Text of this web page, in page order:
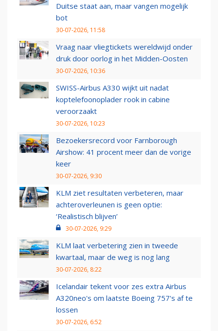
Duitse staat aan, maar vangen mogelijk
bot
30-07-2026, 11:58
Vraag naar vliegtickets wereldwijd onder
druk door oorlog in het Midden-Oosten
30-07-2026, 10:36
SWISS-Airbus A330 wijkt uit nadat
koptelefoonoplader rook in cabine
veroorzaakt
30-07-2026, 10:23
Bezoekersrecord voor Farnborough
Airshow: 41 procent meer dan de vorige
keer
30-07-2026, 9:30
KLM ziet resultaten verbeteren, maar
achteroverleunen is geen optie:
‘Realistisch blijven’
30-07-2026, 9:29
KLM laat verbetering zien in tweede
kwartaal, maar de weg is nog lang
30-07-2026, 8:22
Icelandair tekent voor zes extra Airbus
A320neo's om laatste Boeing 757's af te
lossen
30-07-2026, 6:52